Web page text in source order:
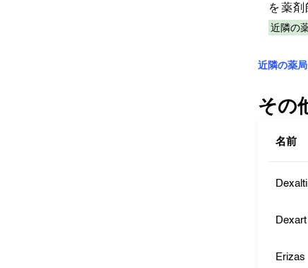
を薬剤
近隣の
近隣の薬局
その
名前
Dexart
Erizas